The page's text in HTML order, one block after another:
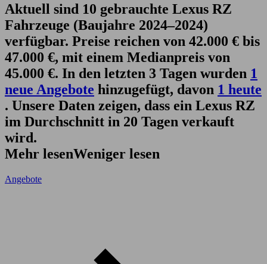
Aktuell sind 10 gebrauchte Lexus RZ
Fahrzeuge (Baujahre 2024–2024)
verfügbar. Preise reichen von 42.000 € bis
47.000 €, mit einem Medianpreis von
45.000 €. In den letzten 3 Tagen wurden 1
neue Angebote hinzugefügt, davon 1 heute
. Unsere Daten zeigen, dass ein Lexus RZ
im Durchschnitt in 20 Tagen verkauft
wird.
Mehr lesenWeniger lesen
Angebote